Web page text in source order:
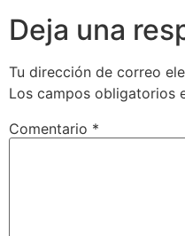
Deja una
Tu dirección de correo
Los campos obligatorios
Comentario *